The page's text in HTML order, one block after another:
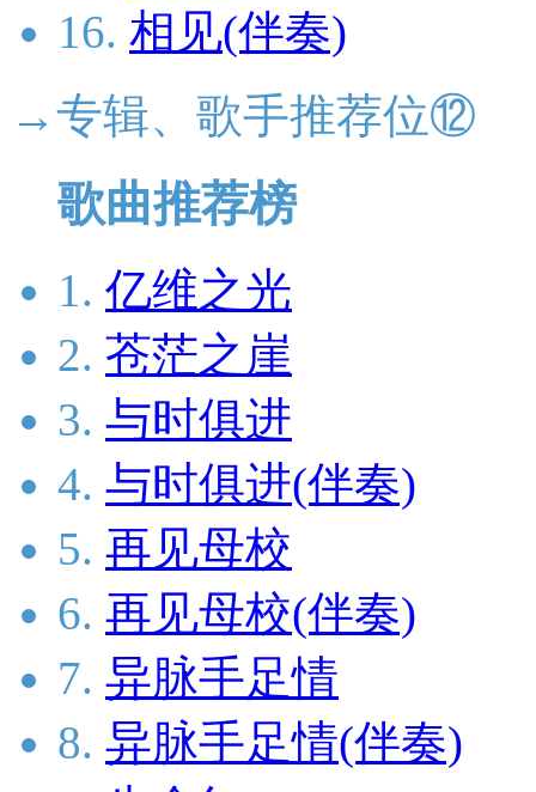
16. 相见(伴奏)
→专辑、歌手推荐位⑫
歌曲推荐榜
1. 亿维之光
2. 苍茫之崖
3. 与时俱进
4. 与时俱进(伴奏)
5. 再见母校
6. 再见母校(伴奏)
7. 异脉手足情
8. 异脉手足情(伴奏)